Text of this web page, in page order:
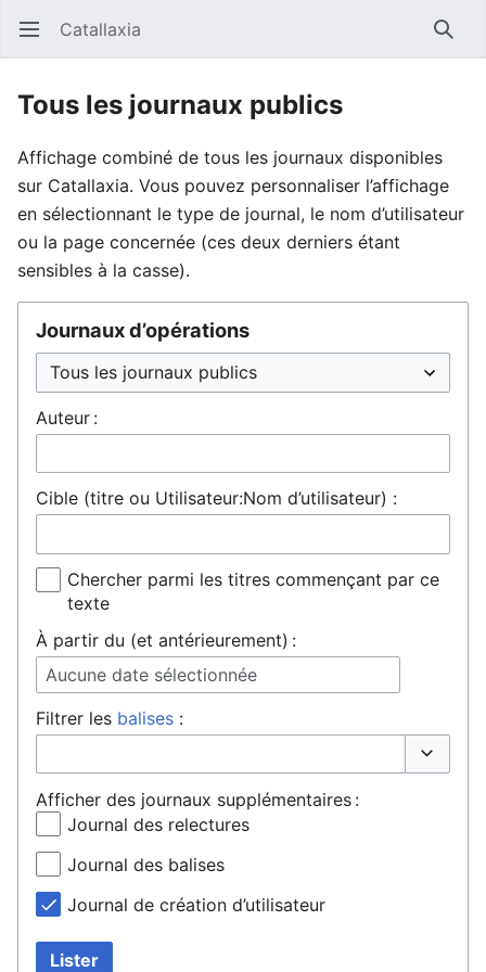
Ouvrir le menu principal Catallaxia
Tous les journaux publics
Affichage combiné de tous les journaux disponibles
sur Catallaxia. Vous pouvez personnaliser l’affichage
en sélectionnant le type de journal, le nom d’utilisateur
ou la page concernée (ces deux derniers étant
sensibles à la casse).
Journaux d’opérations
Auteur :
Cible (titre ou Utilisateur:Nom d’utilisateur) :
Chercher parmi les titres commençant par ce
texte
À partir du (et antérieurement) :
Aucune date sélectionnée
Filtrer les balises :
Afficher des journaux supplémentaires :
Journal des relectures
Journal des balises
Journal de création d’utilisateur
Lister